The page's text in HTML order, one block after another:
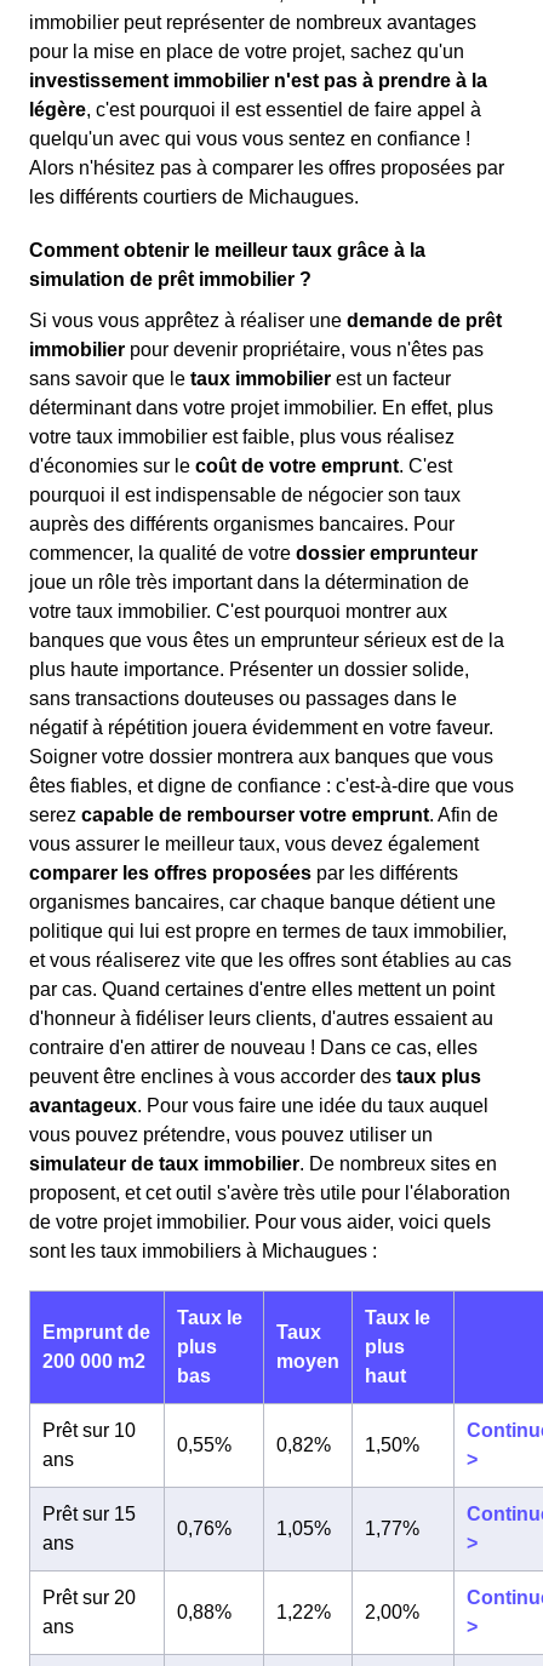
immobilier peut représenter de nombreux avantages
pour la mise en place de votre projet, sachez qu'un
investissement immobilier n'est pas à prendre à la
légère, c'est pourquoi il est essentiel de faire appel à
quelqu'un avec qui vous vous sentez en confiance !
Alors n'hésitez pas à comparer les offres proposées par
les différents courtiers de Michaugues.
Comment obtenir le meilleur taux grâce à la
simulation de prêt immobilier ?
Si vous vous apprêtez à réaliser une demande de prêt
immobilier pour devenir propriétaire, vous n'êtes pas
sans savoir que le taux immobilier est un facteur
déterminant dans votre projet immobilier. En effet, plus
votre taux immobilier est faible, plus vous réalisez
d'économies sur le coût de votre emprunt. C'est
pourquoi il est indispensable de négocier son taux
auprès des différents organismes bancaires. Pour
commencer, la qualité de votre dossier emprunteur
joue un rôle très important dans la détermination de
votre taux immobilier. C'est pourquoi montrer aux
banques que vous êtes un emprunteur sérieux est de la
plus haute importance. Présenter un dossier solide,
sans transactions douteuses ou passages dans le
négatif à répétition jouera évidemment en votre faveur.
Soigner votre dossier montrera aux banques que vous
êtes fiables, et digne de confiance : c'est-à-dire que vous
serez capable de rembourser votre emprunt. Afin de
vous assurer le meilleur taux, vous devez également
comparer les offres proposées par les différents
organismes bancaires, car chaque banque détient une
politique qui lui est propre en termes de taux immobilier,
et vous réaliserez vite que les offres sont établies au cas
par cas. Quand certaines d'entre elles mettent un point
d'honneur à fidéliser leurs clients, d'autres essaient au
contraire d'en attirer de nouveau ! Dans ce cas, elles
peuvent être enclines à vous accorder des taux plus
avantageux. Pour vous faire une idée du taux auquel
vous pouvez prétendre, vous pouvez utiliser un
simulateur de taux immobilier. De nombreux sites en
proposent, et cet outil s'avère très utile pour l'élaboration
de votre projet immobilier. Pour vous aider, voici quels
sont les taux immobiliers à Michaugues :
Emprunt de
200 000 m2
Taux le
plus
bas
Taux
moyen
Taux le
plus
haut
Prêt sur 10
ans
0,55% 0,82% 1,50%
>
Prêt sur 15
ans
0,76% 1,05% 1,77%
>
Prêt sur 20
ans
0,88% 1,22% 2,00%
>